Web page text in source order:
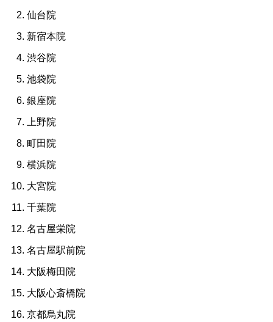
仙台院
新宿本院
渋谷院
池袋院
銀座院
上野院
町田院
横浜院
大宮院
千葉院
名古屋栄院
名古屋駅前院
大阪梅田院
大阪心斎橋院
京都烏丸院